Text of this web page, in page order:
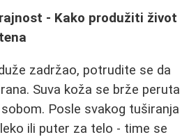
- Kako produžiti život
zadržao, potrudite se da
Suva koža se brže peruta
Posle svakog tuširanja
ili puter za telo - time se